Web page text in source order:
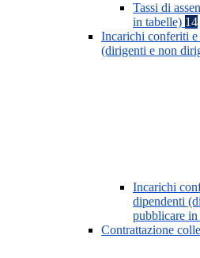
Tassi di
in tabelle) 14
Incarichi conferiti
(dirigenti e non
Incarichi
dipendenti
pubblicare in
Contrattazione